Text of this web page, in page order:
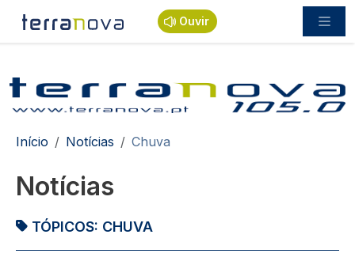
Passar para o conteúdo principal
Ouvir
Navegação estrutural
Início Notícias Chuva
Notícias
TÓPICOS: CHUVA